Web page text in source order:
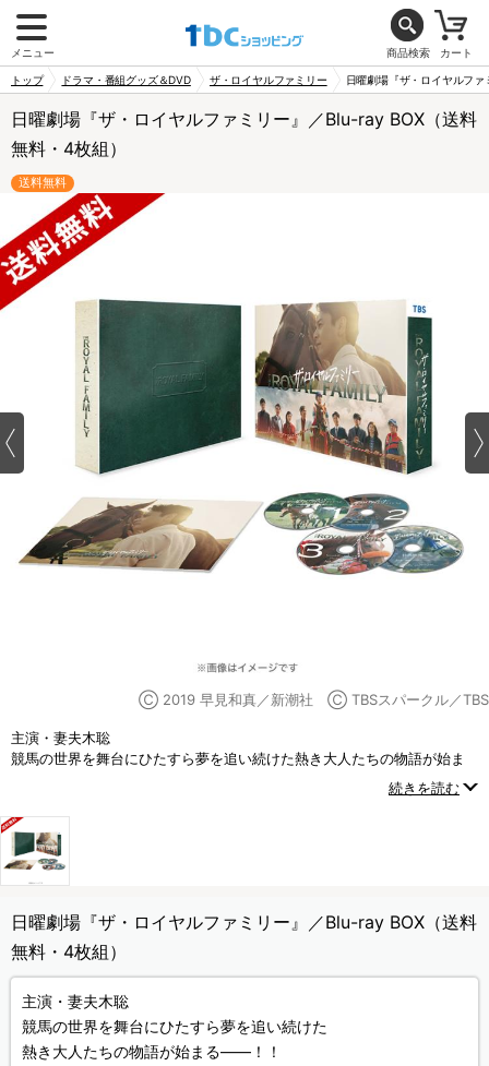
メニュー 商品検索 カート
トップ ドラマ・番組グッズ＆DVD ザ・ロイヤルファミリー 日曜劇場『ザ・ロイヤルフ
日曜劇場『ザ・ロイヤルファミリー』／Blu-ray BOX（送料
無料・4枚組）
送料無料
Ⓒ 2019 早見和真／新潮社 Ⓒ TBSスパークル／TBS
主演・妻夫木聡
競馬の世界を舞台にひたすら夢を追い続けた熱き大人たちの物語が始ま
家族や仲間たちとの絆で奇跡を起こしていく人間と競走馬の20年にわた
る壮大なストーリー！
続きを読む
日曜劇場『ザ・ロイヤルファミリー』／Blu-ray BOX（送料
無料・4枚組）
主演・妻夫木聡
競馬の世界を舞台にひたすら夢を追い続けた
熱き大人たちの物語が始まる――！！